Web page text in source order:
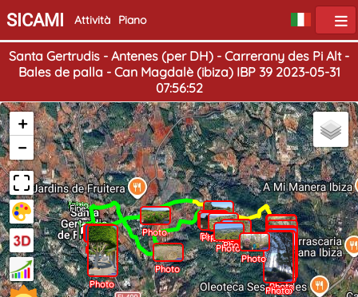
SICAMI Attività Piano
Santa Gertrudis - Antenes (per DH) - Carrerany des Pi Alt -
Bales de palla - Can Magdalè (ibiza) IBP 39 2023-05-31
07:56:52
Inizio
Fine
Photo
Photo
Photo
Photo
Photo
Photo
Photo
Photo
Photo
Photo
Photo
Photo
Photo
Photo
Photo
Photo
Photo
Photo
Photo
Photo
Photo
Photo
Photo
+
−